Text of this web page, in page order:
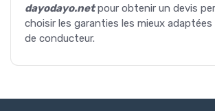
dayodayo.netpour obtenir un devis
choisir les garanties les mieux
de conducteur.